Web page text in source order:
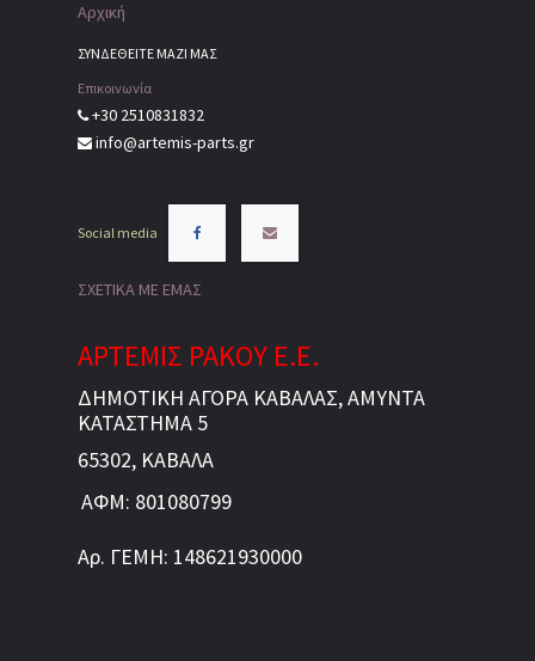
Αρχική
ΣΥΝΔΕΘΕΙΤΕ ΜΑΖΙ ΜΑΣ
Επικοινωνία
+30 2510831832
info@artemis-parts.gr
Social media
ΣΧΕΤΙΚΑ ΜΕ ΕΜΑΣ
ΑΡΤΕΜΙΣ ΡΑΚΟΥ Ε.Ε.
ΔΗΜΟΤΙΚΗ ΑΓΟΡΑ ΚΑΒΑΛΑΣ, ΑΜΥΝΤΑ
ΚΑΤΑΣΤΗΜΑ 5
65302, ΚΑΒΑΛΑ
ΑΦΜ: 801080799
Αρ. ΓΕΜΗ: 148621930000